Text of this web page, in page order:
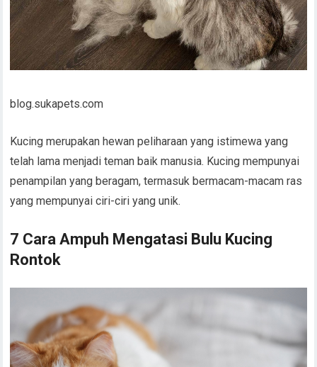
blog.sukapets.com
Kucing merupakan hewan peliharaan yang istimewa yang
telah lama menjadi teman baik manusia. Kucing mempunyai
penampilan yang beragam, termasuk bermacam-macam ras
yang mempunyai ciri-ciri yang unik.
7 Cara Ampuh Mengatasi Bulu Kucing
Rontok